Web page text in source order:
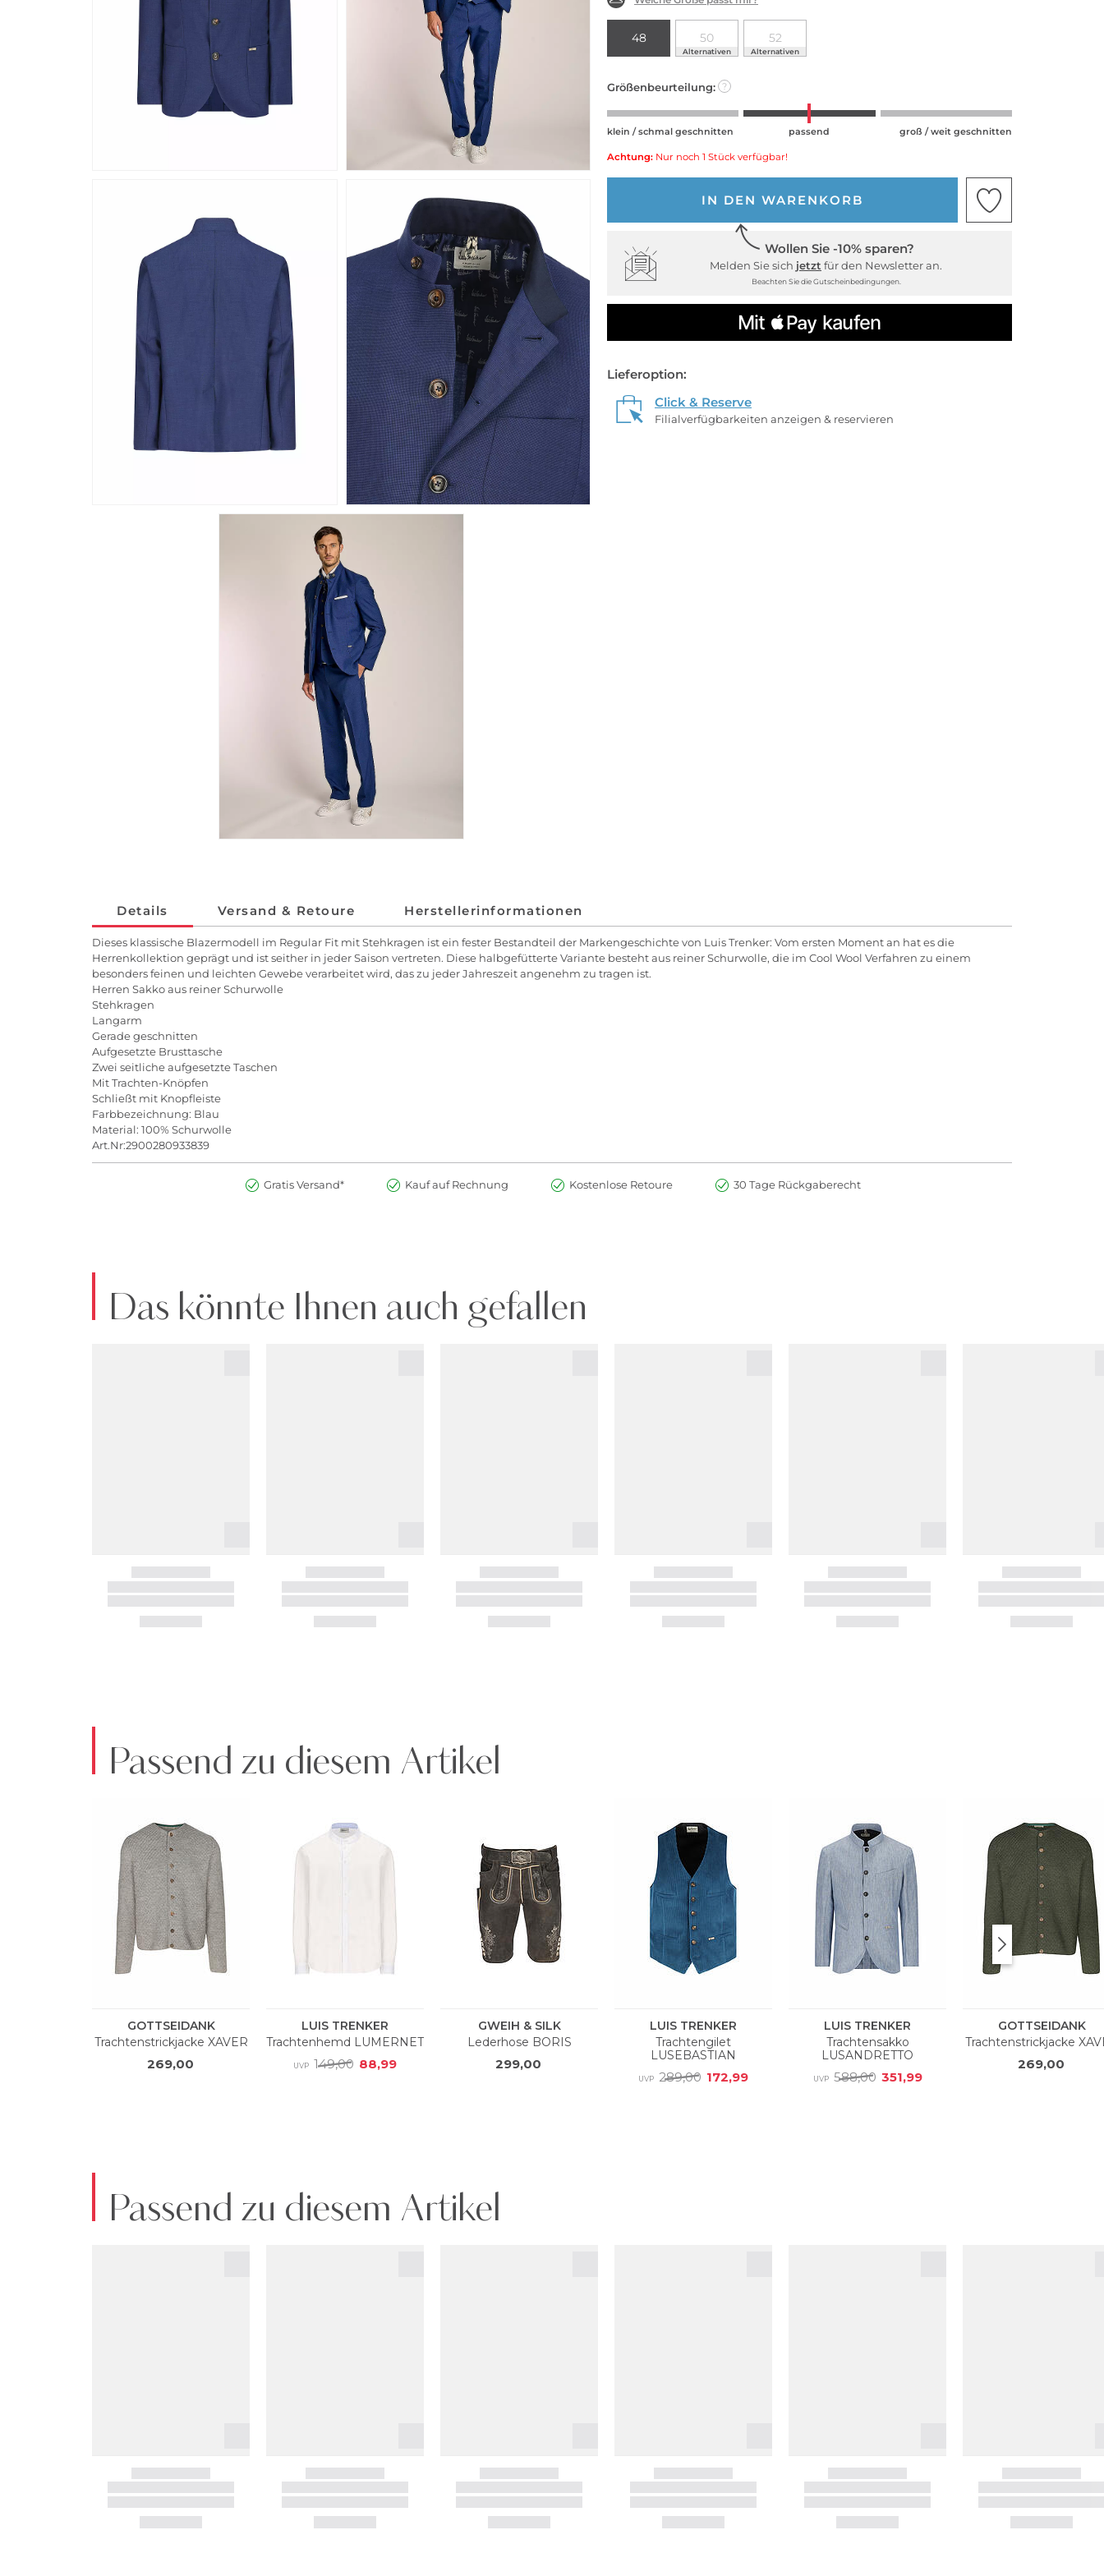
48 50
Alternativen
52
Alternativen
Größenbeurteilung: ?
klein / schmal geschnitten passend groß / weit geschnitten
Achtung: Nur noch 1 Stück verfügbar!
IN DEN WARENKORB
Wollen Sie -10% sparen?
Melden Sie sich jetzt für den Newsletter an.
Beachten Sie die Gutscheinbedingungen.
Lieferoption:
Click & Reserve
Filialverfügbarkeiten anzeigen & reservieren
Details Versand & Retoure Herstellerinformationen
Dieses klassische Blazermodell im Regular Fit mit Stehkragen ist ein fester Bestandteil der Markengeschichte von Luis Trenker: Vom ersten Moment an hat es die
Herrenkollektion geprägt und ist seither in jeder Saison vertreten. Diese halbgefütterte Variante besteht aus reiner Schurwolle, die im Cool Wool Verfahren zu einem
besonders feinen und leichten Gewebe verarbeitet wird, das zu jeder Jahreszeit angenehm zu tragen ist.
Herren Sakko aus reiner Schurwolle
Stehkragen
Langarm
Gerade geschnitten
Aufgesetzte Brusttasche
Zwei seitliche aufgesetzte Taschen
Mit Trachten-Knöpfen
Schließt mit Knopfleiste
Farbbezeichnung: Blau
Material: 100% Schurwolle
Art.Nr:2900280933839
Gratis Versand* Kauf auf Rechnung Kostenlose Retoure 30 Tage Rückgaberecht
Das könnte Ihnen auch gefallen
Passend zu diesem Artikel
Passend zu diesem Artikel